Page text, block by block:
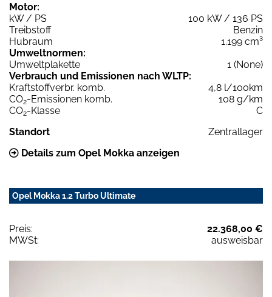
Motor:
kW / PS
100 kW / 136 PS
Treibstoff
Benzin
Hubraum
1.199 cm³
Umweltnormen:
Umweltplakette
1 (None)
Verbrauch und Emissionen nach WLTP:
Kraftstoffverbr. komb.
4,8 l/100km
CO2-Emissionen komb.
108 g/km
CO2-Klasse
C
Standort
Zentrallager
Details zum Opel Mokka anzeigen
Opel Mokka 1.2 Turbo Ultimate
Preis:
22.368,00 €
MWSt:
ausweisbar